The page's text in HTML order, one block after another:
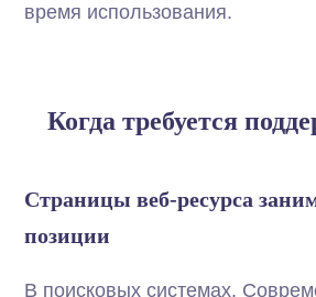
время использования.
Когда требуется
Страницы веб-ресурса
позиции
В поисковых системах.